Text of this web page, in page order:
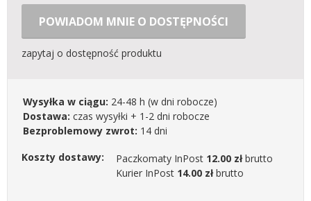
POWIADOM MNIE O DOSTĘPNOŚCI
zapytaj o dostępność produktu
Wysyłka w ciągu: 24-48 h (w dni robocze)
Dostawa: czas wysyłki + 1-2 dni robocze
Bezproblemowy zwrot: 14 dni
Koszty dostawy:
Paczkomaty InPost 12.00 złbrutto
Kurier InPost 14.00 złbrutto